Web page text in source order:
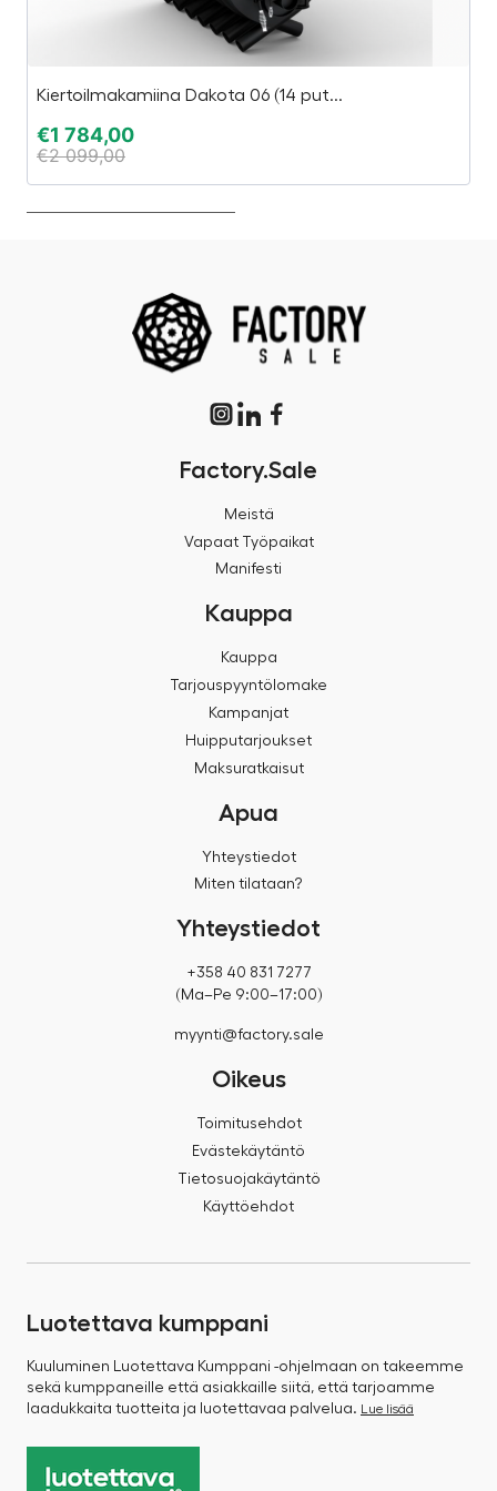
Kiertoilmakamiina Dakota 06 (14 put...
€1 784,00
€2 099,00
Factory.Sale
Meistä
Vapaat Työpaikat
Manifesti
Kauppa
Kauppa
Tarjouspyyntölomake
Kampanjat
Huipputarjoukset
Maksuratkaisut
Apua
Yhteystiedot
Miten tilataan?
Yhteystiedot
+358 40 831 7277
(Ma–Pe 9:00–17:00)
myynti@factory.sale
Oikeus
Toimitusehdot
Evästekäytäntö
Tietosuojakäytäntö
Käyttöehdot
Luotettava kumppani
Kuuluminen Luotettava Kumppani -ohjelmaan on takeemme
sekä kumppaneille että asiakkaille siitä, että tarjoamme
laadukkaita tuotteita ja luotettavaa palvelua. Lue lisää